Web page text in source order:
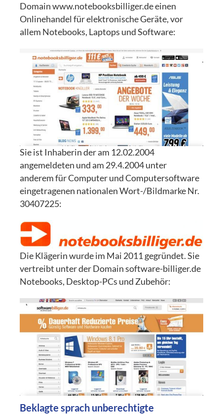
Domain www.notebooksbilliger.de einen
Onlinehandel für elektronische Geräte, vor
allem Notebooks, Laptops und Software:
Sie ist Inhaberin der am 12.02.2004
angemeldeten und am 29.4.2004 unter
anderem für Computer und Computersoftware
eingetragenen nationalen Wort-/Bildmarke Nr.
30407225:
Die Klägerin wurde im Mai 2011 gegründet. Sie
vertreibt unter der Domain software-billiger.de
Notebooks, Desktop-PCs und Zubehör:
Beklagte sprach unberechtigte